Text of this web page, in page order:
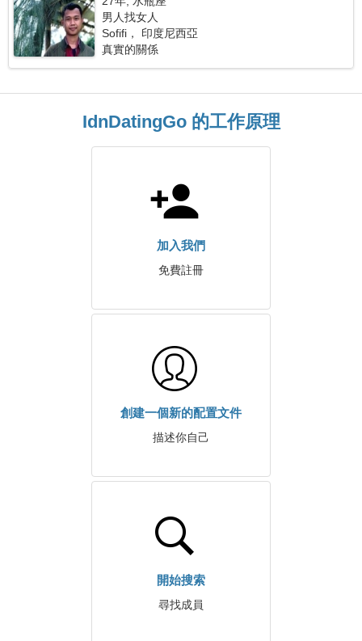
男人找女人
Sofifi， 印度尼西亞
真實的關係
IdnDatingGo 的工作原理
加入我們
免費註冊
創建一個新的配置文件
描述你自己
開始搜索
尋找成員